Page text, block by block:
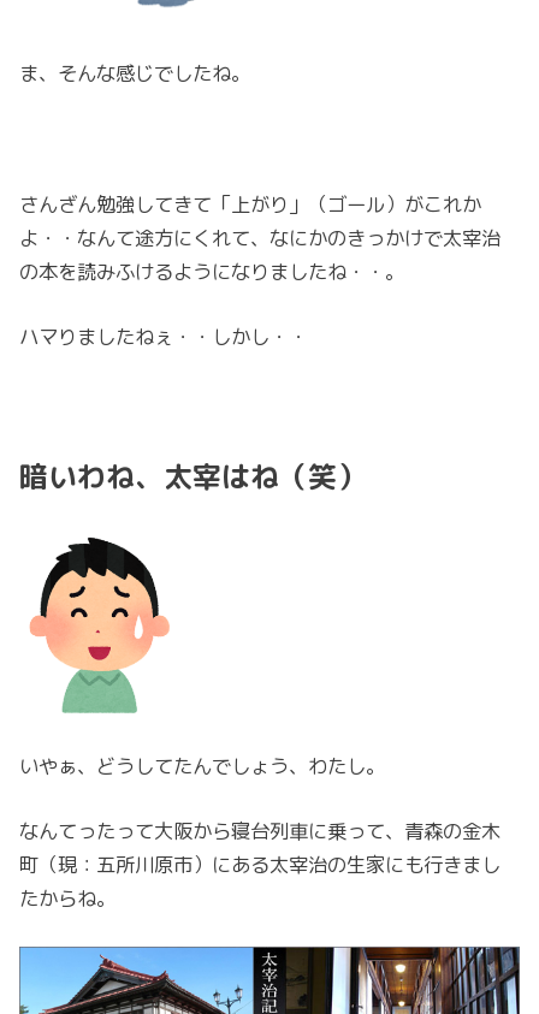
ま、そんな感じでしたね。
さんざん勉強してきて「上がり」（ゴール）がこれか
よ・・なんて途方にくれて、なにかのきっかけで太宰治
の本を読みふけるようになりましたね・・。
ハマりましたねぇ・・しかし・・
暗いわね、太宰はね（笑）
いやぁ、どうしてたんでしょう、わたし。
なんてったって大阪から寝台列車に乗って、青森の金木
町（現：五所川原市）にある太宰治の生家にも行きまし
たからね。